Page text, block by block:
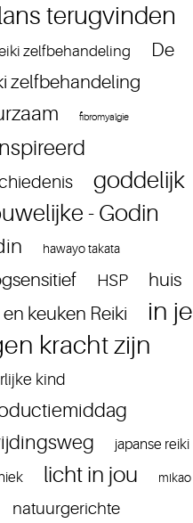
terugvinden
zelfbehandeling
De
zelfbehandeling
fibromyalgie
goddelijk
- Godin
hawayo takata
HSP
huis
keuken Reiki
in je
kracht zijn
kind
japanse reiki
licht in jou mikao
natuurgerichte